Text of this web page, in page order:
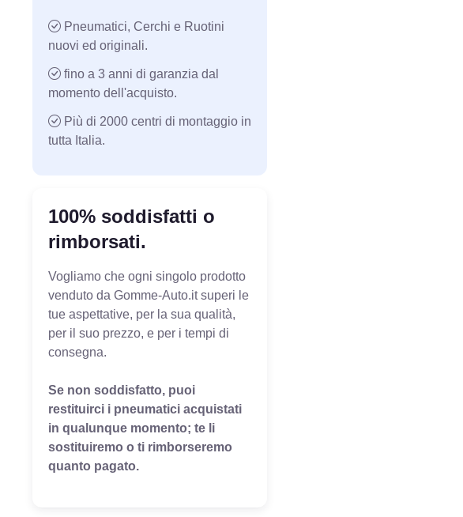
Pneumatici, Cerchi e Ruotini
nuovi ed originali.
fino a 3 anni di garanzia dal
momento dell'acquisto.
Più di 2000 centri di montaggio in
tutta Italia.
100% soddisfatti o
rimborsati.
Vogliamo che ogni singolo prodotto
venduto da Gomme-Auto.it superi le
tue aspettative, per la sua qualità,
per il suo prezzo, e per i tempi di
consegna.
Se non soddisfatto, puoi
restituirci i pneumatici acquistati
in qualunque momento; te li
sostituiremo o ti rimborseremo
quanto pagato.